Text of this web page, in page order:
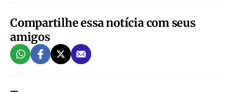
Compartilhe essa notícia com seus
amigos